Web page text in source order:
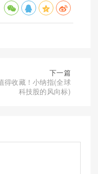
下一篇
得收藏！小纳指(全球
科技股的风向标)